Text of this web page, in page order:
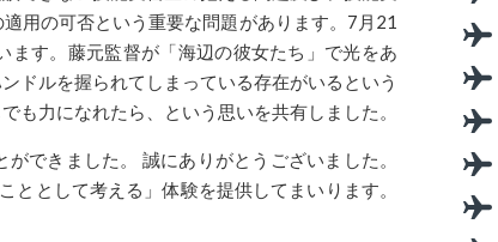
用の可否という重要な問題があります。7月21
す。 藤元監督が「海辺の彼女たち」で光をあ
ドルを握られてしまっている存在がいるという
も力になれたら、という思いを共有しました。
できました。 誠にありがとうございました。
として考える」体験を提供してまいります。